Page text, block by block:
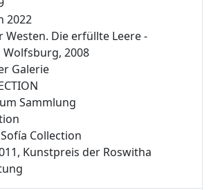
2022
Westen. Die erfüllte Leere -
2008
Galerie
Sammlung
Collection
Kunstpreis der Roswitha